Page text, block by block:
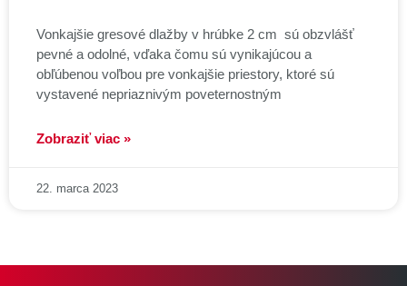
Vonkajšie gresové dlažby v hrúbke 2 cm sú obzvlášť
pevné a odolné, vďaka čomu sú vynikajúcou a
obľúbenou voľbou pre vonkajšie priestory, ktoré sú
vystavené nepriaznivým poveternostným
Zobraziť viac »
22. marca 2023